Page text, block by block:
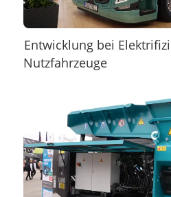
Entwicklung bei
Nutzfahrzeuge